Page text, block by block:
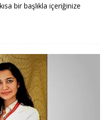
bir başlıkla içeriğinize